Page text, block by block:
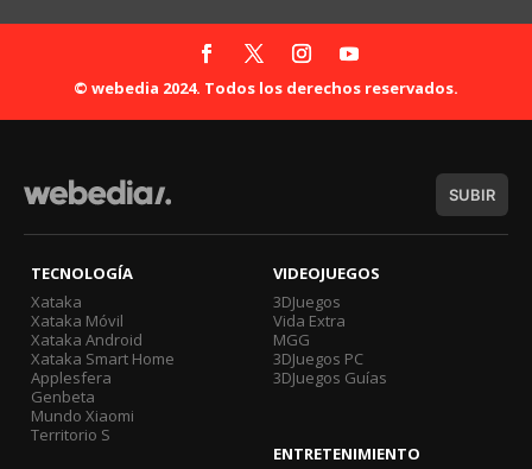
© webedia 2024. Todos los derechos reservados.
SUBIR
TECNOLOGÍA
Xataka
Xataka Móvil
Xataka Android
Xataka Smart Home
Applesfera
Genbeta
Mundo Xiaomi
Territorio S
VIDEOJUEGOS
3DJuegos
Vida Extra
MGG
3DJuegos PC
3DJuegos Guías
ENTRETENIMIENTO